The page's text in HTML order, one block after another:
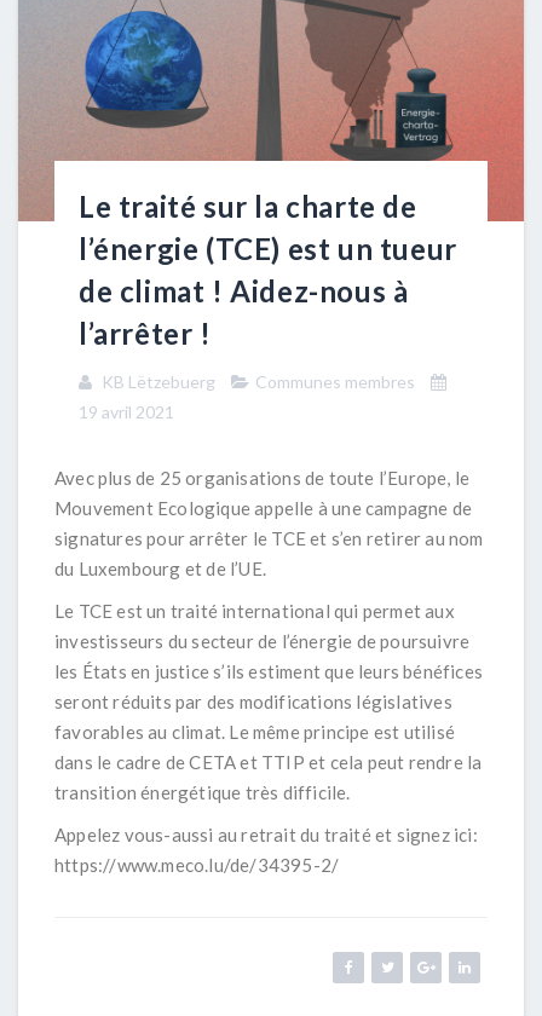
Le traité sur la charte de
l’énergie (TCE) est un tueur
de climat ! Aidez-nous à
l’arrêter !
KB Lëtzebuerg
Communes membres
19 avril 2021
Avec plus de 25 organisations de toute l’Europe, le
Mouvement Ecologique appelle à une campagne de
signatures pour arrêter le TCE et s’en retirer au nom
du Luxembourg et de l’UE.
Le TCE est un traité international qui permet aux
investisseurs du secteur de l’énergie de poursuivre
les États en justice s’ils estiment que leurs bénéfices
seront réduits par des modifications législatives
favorables au climat. Le même principe est utilisé
dans le cadre de CETA et TTIP et cela peut rendre la
transition énergétique très difficile.
Appelez vous-aussi au retrait du traité et signez ici:
https://www.meco.lu/de/34395-2/